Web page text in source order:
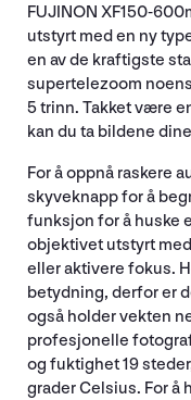
FUJINON XF150-
utstyrt med en ny
en av de kraftigste
supertelezoom
5 trinn. Takket være
kan du ta bildene
For å oppnå raskere
skyveknapp for å
funksjon for å huske
objektivet utstyrt
eller aktivere fokus.
betydning, derfor er
også holder vekten
profesjonelle
og fuktighet 19
grader Celsius. For å